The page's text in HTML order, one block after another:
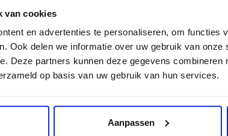
van cookies
en advertenties te personaliseren, om functies
Ook delen we informatie over uw gebruik van
Deze partners kunnen deze gegevens combineren
op basis van uw gebruik van hun services.
Aanpassen
media!